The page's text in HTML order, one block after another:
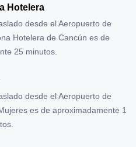
Hotelera
desde el Aeropuerto de
Hotelera de Cancún es de
25 minutos.
desde el Aeropuerto de
es de aproximadamente 1